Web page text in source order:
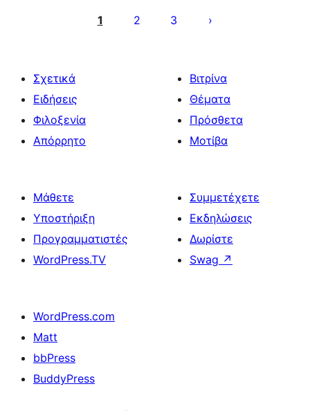
άρθρων
1 2 3
Σχετικά
Ειδήσεις
Φιλοξενία
Απόρρητο
Βιτρίνα
Θέματα
Πρόσθετα
Μοτίβα
Μάθετε
Υποστήριξη
Προγραμματιστές
WordPress.TV
Συμμετέχετε
Εκδηλώσεις
Δωρίστε
Swag ↗
WordPress.com
Matt
bbPress
BuddyPress